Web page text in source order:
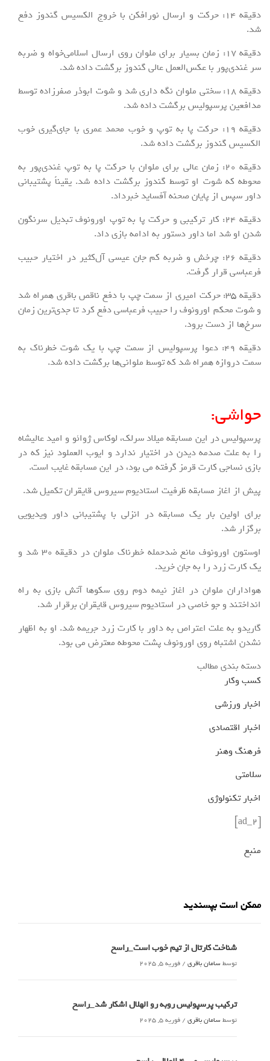
دقیقه ۱۴: حرکت و ارسال نورافکن با خروج الکسیس گندوز دفع
شد.
دقیقه ۱۷: زمان بسیار برای ملوان روی ارسال اسلامی‌خواه و ضربه
سر غندی‌پور با عکس‌العمل عالی گندوز برگشت داده شد.
دقیقه ۱۸: سختی ملوان نگه داری شد و شوت ابوذر صفرزاده توسط
مدافعین پرسپولیس برگشت داده شد.
دقیقه ۱۹: حرکت پا به توپ و خوب محمد عمری با جای‌گیری خوب
الکسیس گندوز برگشت داده شد.
دقیقه ۲۰: زمان عالی برای ملوان با حرکت پا به توپ غندی‌پور به
محوطه که شوت او توسط گندوز برگشت داده شد. یقیناً پشتیبانی
داور سپس از پایان صحنه آفساید خبرداد.
دقیقه ۲۴: کار ترکیبی و حرکت پا به توپ اورونوف تبدیل سرنگون
شدن او شد اما داور دستور به ادامه بازی داد.
دقیقه ۲۶: چرخش و ضربه کم جان عیسی آل‌کثیر در اختیار حبیب
فرعباسی قرار گرفت.
دقیقه ۳۵: حرکت امیری از سمت چپ با دفع ناقص باقری همراه شد
و شوت محکم اورونوف را حبیب فرعباسی دفع کرد تا جدی‌ترین زمان
سرخ‌ها از دست برود.
دقیقه ۴۹: دعوا پرسپولیس از سمت چپ با یک شوت خطرناک به
سمت دروازه همراه شد که توسط ملوانی‌ها برگشت داده شد.
حواشی:
پرسپولیس در این مسابقه میلاد سرلک، لوکاس ژوائو و امید عالیشاه
را به علت صدمه دیدن در اختیار ندارد و ایوب العملود نیز که در
بازی نساجی کارت قرمز گرفته می بود، در این مسابقه غایب است.
پیش از اغاز مسابقه ظرفیت استادیوم سیروس قایقران تکمیل شد.
برای اولین بار یک مسابقه در انزلی با پشتیبانی داور ویدیویی
برگزار شد.
اوستون اورونوف مانع ضدحمله خطرناک ملوان در دقیقه ۳۰ شد و
یک کارت زرد را به جان خرید.
هواداران ملوان در اغاز نیمه دوم روی سکوها آتش بازی به راه
انداختند و جو خاصی در استادیوم سیروس قایقران برقرار شد.
گاریدو به علت اعتراص به داور با کارت زرد جریمه شد. او به اظهار
نشدن اشتباه روی اورونوف پشت محوطه معترض می بود.
دسته بندی مطالب
کسب وکار
اخبار ورزشی
اخبار اقتصادی
فرهنگ وهنر
سلامتی
اخبار تکنولوژی
[ad_2]
منبع
ممکن است بپسندید
شناخت کارتال از تیم خوب است_راسخ
توسطسامان باقری / فوریه 5, 2025
ترکیب پرسپولیس روبه رو الهلال اشکار شد_راسخ
توسطسامان باقری / فوریه 5, 2025